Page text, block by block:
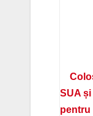
SUA
pentru